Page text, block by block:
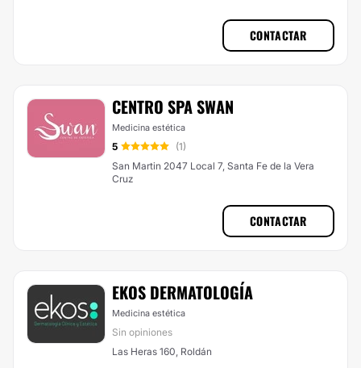
CONTACTAR
CENTRO SPA SWAN
Medicina estética
5
(1)
San Martin 2047 Local 7, Santa Fe de la Vera
Cruz
CONTACTAR
EKOS DERMATOLOGÍA
Medicina estética
Sin opiniones
Las Heras 160, Roldán